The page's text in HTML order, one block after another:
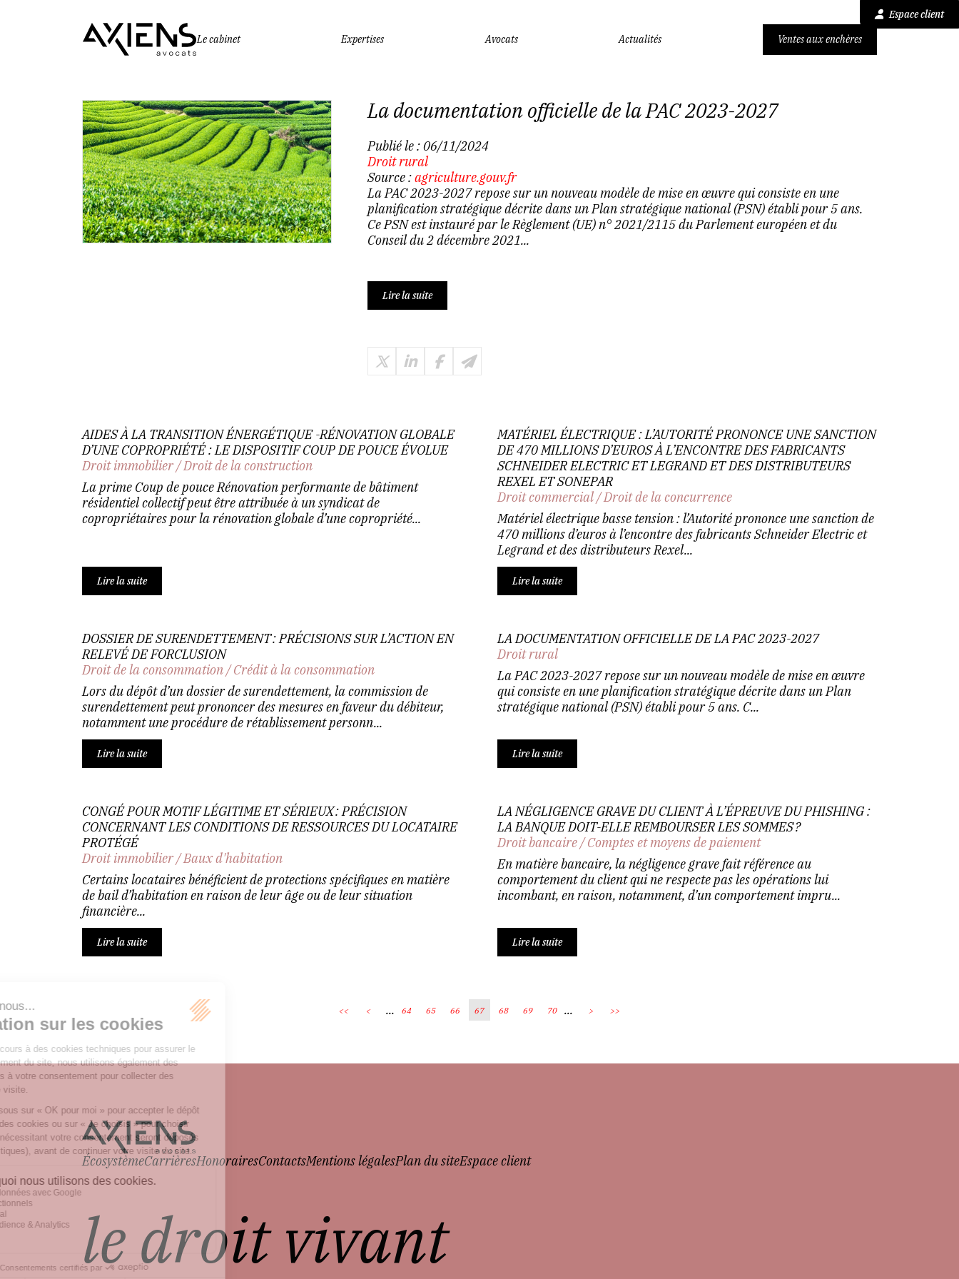
Espace client
Le cabinet
Expertises Avocats Actualités Ventes aux enchères
La documentation officielle de la PAC 2023-2027
Publié le :06/11/2024
Droit rural
Source :agriculture.gouv.fr
La PAC 2023-2027 repose sur un nouveau modèle de mise en œuvre qui consiste en une
planification stratégique décrite dans un Plan stratégique national (PSN) établi pour 5 ans.
Ce PSN est instauré par le Règlement (UE) n° 2021/2115 du Parlement européen et du
Conseil du 2 décembre 2021...
Lire la suite
AIDES À LA TRANSITION ÉNERGÉTIQUE -RÉNOVATION GLOBALE
D’UNE COPROPRIÉTÉ : LE DISPOSITIF COUP DE POUCE ÉVOLUE
Droit immobilier/Droit de la construction
La prime Coup de pouce Rénovation performante de bâtiment
résidentiel collectif peut être attribuée à un syndicat de
copropriétaires pour la rénovation globale d’une copropriété...
Lire la suite
MATÉRIEL ÉLECTRIQUE : L’AUTORITÉ PRONONCE UNE SANCTION
DE 470 MILLIONS D’EUROS À L’ENCONTRE DES FABRICANTS
SCHNEIDER ELECTRIC ET LEGRAND ET DES DISTRIBUTEURS
REXEL ET SONEPAR
Droit commercial/Droit de la concurrence
Matériel électrique basse tension : l’Autorité prononce une sanction de
470 millions d’euros à l’encontre des fabricants Schneider Electric et
Legrand et des distributeurs Rexel...
Lire la suite
DOSSIER DE SURENDETTEMENT : PRÉCISIONS SUR L’ACTION EN
RELEVÉ DE FORCLUSION
Droit de la consommation/Crédit à la consommation
Lors du dépôt d’un dossier de surendettement, la commission de
surendettement peut prononcer des mesures en faveur du débiteur,
notamment une procédure de rétablissement personn...
Lire la suite
LA DOCUMENTATION OFFICIELLE DE LA PAC 2023-2027
Droit rural
La PAC 2023-2027 repose sur un nouveau modèle de mise en œuvre
qui consiste en une planification stratégique décrite dans un Plan
stratégique national (PSN) établi pour 5 ans. C...
Lire la suite
CONGÉ POUR MOTIF LÉGITIME ET SÉRIEUX : PRÉCISION
CONCERNANT LES CONDITIONS DE RESSOURCES DU LOCATAIRE
PROTÉGÉ
Droit immobilier/Baux d'habitation
Certains locataires bénéficient de protections spécifiques en matière
de bail d’habitation en raison de leur âge ou de leur situation
financière...
Lire la suite
LA NÉGLIGENCE GRAVE DU CLIENT À L’ÉPREUVE DU PHISHING :
LA BANQUE DOIT-ELLE REMBOURSER LES SOMMES ?
Droit bancaire/Comptes et moyens de paiement
En matière bancaire, la négligence grave fait référence au
comportement du client qui ne respecte pas les opérations lui
incombant, en raison, notamment, d’un comportement impru...
Lire la suite
<< < ... 64 65 66 67 68 69 70 ... > >>
ÉcosystèmeCarrièresHonorairesContactsMentions légalesPlan du siteEspace client
le droit vivant